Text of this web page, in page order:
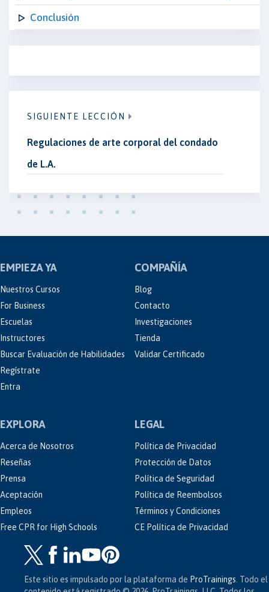
Conclusión
SIGUIENTE LECCIÓN
Regulaciones de arte corporal del condado
de L.A.
EMPIEZA YA
Nuestros Cursos
For Business
Escuelas
Instructores
Buscar Evaluación de Habilidades
Regístrate
Entra
COMPAÑÍA
Blog
Contacto
Investigaciones
Tienda
Validar Certificado
EXPLORA
Acerca de Nosotros
Reseñas
Prensa
Aceptación
Empleos
Free CPR for High Schools
LEGAL
Política de Privacidad
Protección de Datos
Política de Seguridad
Política de Reembolsos
Términos y Condiciones
CE Política de Privacidad
Este sitio es impulsado por la plataforma de ProTrainings . Todo el